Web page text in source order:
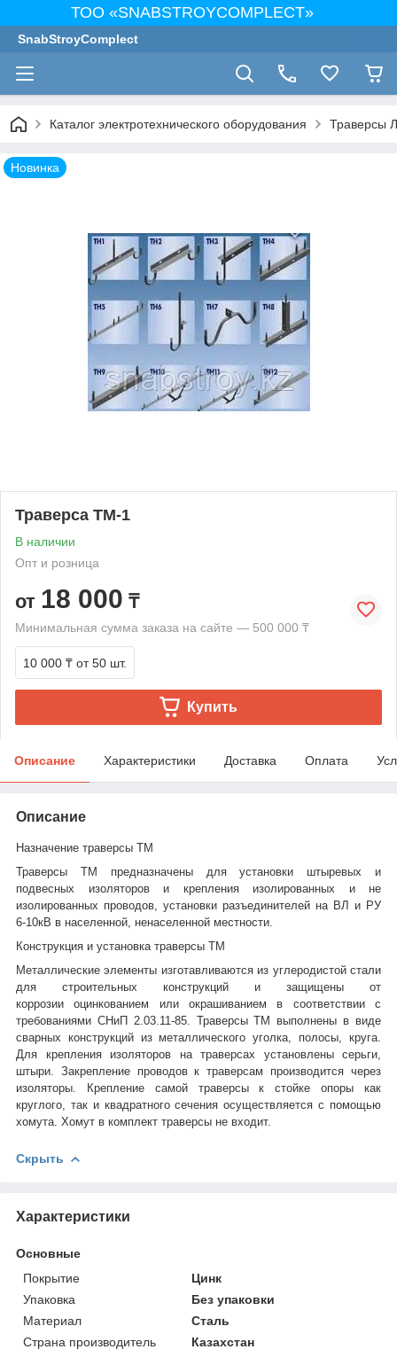
ТОО «SNABSTROYCOMPLECT»
SnabStroyComplect
Каталог электротехнического оборудования Траверсы
Новинка
Траверса ТМ-1
В наличии
Опт и розница
от 18 000 ₸
Минимальная сумма заказа на сайте — 500 000 ₸
10 000 ₸ от 50 шт.
Купить
Описание Характеристики Доставка Оплата
Описание
Назначение траверсы ТМ
Траверсы ТМ предназначены для установки штыревых и
подвесных изоляторов и крепления изолированных и не
изолированных проводов, установки разъединителей на ВЛ и РУ
6-10кВ в населенной, ненаселенной местности.
Конструкция и установка траверсы ТМ
Металлические элементы изготавливаются из углеродистой стали
для строительных конструкций и защищены от
коррозии оцинкованием или окрашиванием в соответствии с
требованиями СНиП 2.03.11-85. Траверсы ТМ выполнены в виде
сварных конструкций из металлического уголка, полосы, круга.
Для крепления изоляторов на траверсах установлены серьги,
штыри. Закрепление проводов к траверсам производится через
изоляторы. Крепление самой траверсы к стойке опоры как
круглого, так и квадратного сечения осуществляется с помощью
хомута. Хомут в комплект траверсы не входит.
Скрыть
Характеристики
Основные
Покрытие
Цинк
Упаковка
Без упаковки
Материал
Сталь
Страна производитель
Казахстан